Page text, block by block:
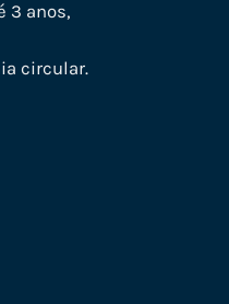
3 anos,
circular.